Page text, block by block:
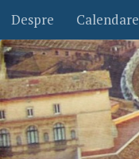
Skip to content
Despre Calendare